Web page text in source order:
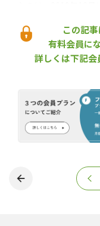
に取り組んでいくこと
（トップ画像＝駅舎の
西日本工業大
『林政
となり
ります。
この記
有料会員に
詳しくは下記会